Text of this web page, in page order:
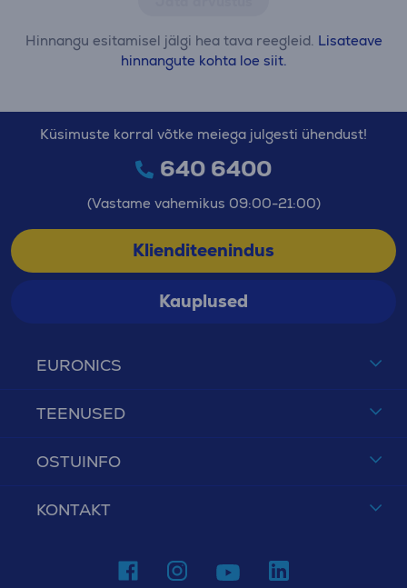
Hinnangu esitamisel jälgi hea tava reegleid. Lisateave
hinnangute kohta loe siit.
EURONICS
TEENUSED
OSTUINFO
KONTAKT
Küsimuste korral võtke meiega julgesti ühendust!
640 6400
(Vastame vahemikus 09:00-21:00)
Klienditeenindus
Kauplused